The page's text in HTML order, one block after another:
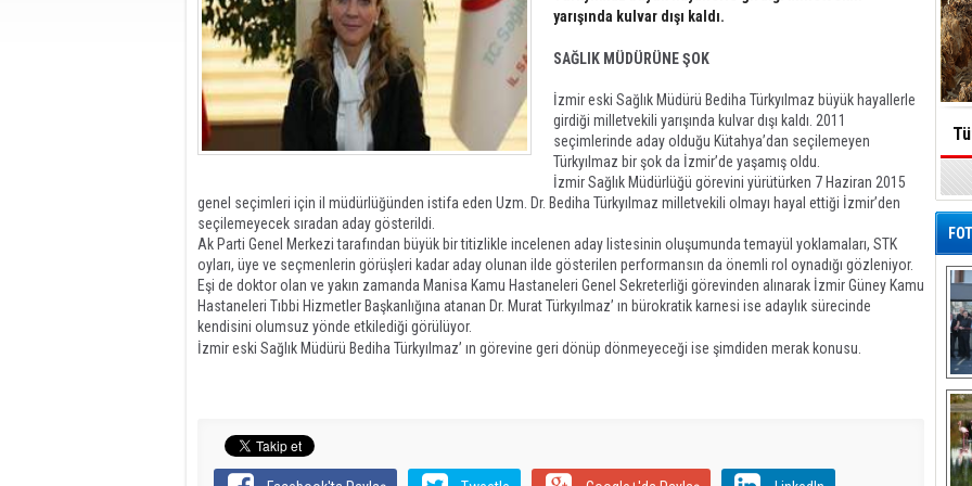
yarışında kulvar dışı kaldı.
SAĞLIK MÜDÜRÜNE ŞOK
İzmir eski Sağlık Müdürü Bediha Türkyılmaz büyük hayallerle
girdiği milletvekili yarışında kulvar dışı kaldı. 2011
seçimlerinde aday olduğu Kütahya’dan seçilemeyen
Türkyılmaz bir şok da İzmir’de yaşamış oldu.
İzmir Sağlık Müdürlüğü görevini yürütürken 7 Haziran 2015
genel seçimleri için il müdürlüğünden istifa eden Uzm. Dr. Bediha Türkyılmaz milletvekili olmayı hayal ettiği İzmir’den
seçilemeyecek sıradan aday gösterildi.
Ak Parti Genel Merkezi tarafından büyük bir titizlikle incelenen aday listesinin oluşumunda temayül yoklamaları, STK
oyları, üye ve seçmenlerin görüşleri kadar aday olunan ilde gösterilen performansın da önemli rol oynadığı gözleniyor.
Eşi de doktor olan ve yakın zamanda Manisa Kamu Hastaneleri Genel Sekreterliği görevinden alınarak İzmir Güney Kamu
Hastaneleri Tıbbi Hizmetler Başkanlığına atanan Dr. Murat Türkyılmaz’ ın bürokratik karnesi ise adaylık sürecinde
kendisini olumsuz yönde etkilediği görülüyor.
İzmir eski Sağlık Müdürü Bediha Türkyılmaz’ ın görevine geri dönüp dönmeyeceği ise şimdiden merak konusu.